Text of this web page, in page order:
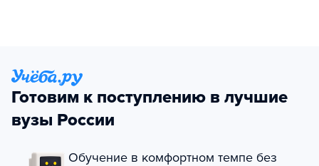
Готовим к поступлению в лучшие
вузы России
Обучение в комфортном темпе без